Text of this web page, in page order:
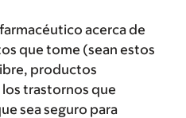
acerca de
que tome (sean estos
productos
trastornos que
sea seguro para